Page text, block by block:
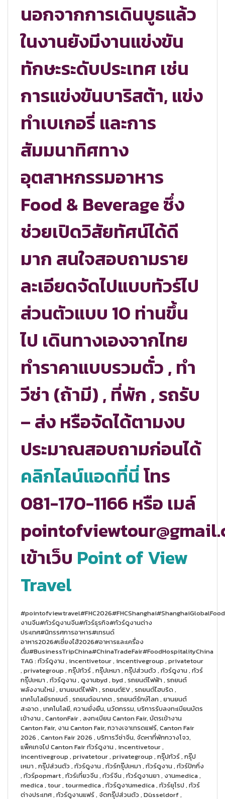
นอกจากการเดินบูธแล้ว
ในงานยังมีงานแข่งขัน
ทักษะระดับประเทศ เช่น
การแข่งขันบาริสต้า, แข่ง
ทำเบเกอรี่ และการ
สัมมนาทิศทาง
อุตสาหกรรมอาหาร
Food & Beverage ซึ่ง
ช่วยเปิดวิสัยทัศน์ได้ดี
มาก สนใจสอบถามราย
ละเอียดจัดไปแบบทัวร์ไป
ส่วนตัวแบบ 10 ท่านขึ้น
ไป เดินทางเองจากไทย
ทำราคาแบบรวมตั๋ว , ทำ
วีซ่า (ถ้ามี) , ที่พัก , รถรับ
– ส่ง หรือจัดได้ตามงบ
ประมาณสอบถามก่อนได้
คลิกไลน์แอดที่นี่โทร
081-170-1166 หรือ เมล์
เข้าเว็บ Point of View
Travel
งานจีน#ทัวร์ดูงานจีน#ทัวร์ธุรกิจ#ทัวร์ดูงานต่าง
ประเทศ#นิทรรศการอาหาร#เทรนด์
อาหาร2026#เซี่ยงไฮ้2026#อาหารและเครื่อง
ดื่ม#BusinessTripChina#ChinaTradeFair#FoodHospitalityChina
TAG : ทัวร์ดูงาน , incentivetour , incentivegroup , privatetour
, privategroup , กรุ๊ปทัวร์ , กรุ๊ปเหมา , กรุ๊ปส่วนตัว , ทัวร์ดูงาน , ทัวร์
กรุ๊ปเหมา , ทัวร์ดูงาน , ดูงานbyd , byd , รถยนต์ไฟฟ้า , รถยนต์
พลังงานใหม่ , ยานยนต์ไฟฟ้า , รถยนต์EV , รถยนต์ไฮบริด ,
เทคโนโลยีรถยนต์ , รถยนต์อนาคต , รถยนต์รักษ์โลก , ยานยนต์
สะอาด , เทคโนโลยี, ความยั่งยืน, นวัตกรรม, บริการรับลงทะเบียนบัตร
เข้างาน , CantonFair , ลงทะเบียน Canton Fair, บัตรเข้างาน
Canton Fair, งาน Canton Fair, กวางเจาเทรดแฟร์, Canton Fair
2026 , Canton Fair 2026 , บริการวีซ่าจีน, จัดหาที่พักกวางโจว,
แพ็คเกจไป Canton Fair ทัวร์ดูงาน , incentivetour ,
incentivegroup , privatetour , privategroup , กรุ๊ปทัวร์ , กรุ๊ป
เหมา , กรุ๊ปส่วนตัว , ทัวร์ดูงาน , ทัวร์กรุ๊ปเหมา , ทัวร์ดูงาน , ทัวร์ปักกิ่ง
, ทัวร์popmart , ทัวร์เที่ยวจีน , ทัวร์จีน , ทัวร์ดูงานยา , งานmedica ,
medica , tour , tourmedica , ทัวร์ดูงานmedica , ทัวร์ยุโรป , ทัวร์
ต่างประเทศ , ทัวร์ดูงานแฟร์ , จัดกรุ๊ปส่วนตัว , Düsseldorf ,